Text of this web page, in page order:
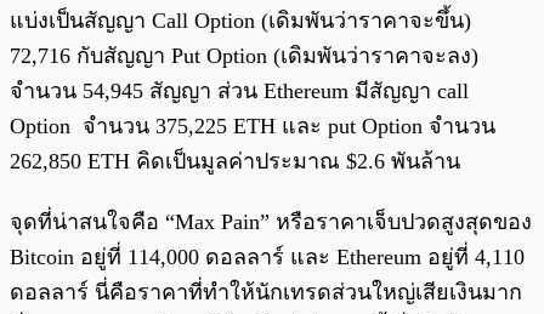
แบ่งเป็นสัญญา Call Option (เดิมพันว่าราคาจะขึ้น)
72,716 กับสัญญา Put Option (เดิมพันว่าราคาจะลง)
จำนวน 54,945 สัญญา ส่วน Ethereum มีสัญญา call
Option จำนวน 375,225 ETH และ put Option จำนวน
262,850 ETH คิดเป็นมูลค่าประมาณ $2.6 พันล้าน
จุดที่น่าสนใจคือ “Max Pain” หรือราคาเจ็บปวดสูงสุดของ
Bitcoin อยู่ที่ 114,000 ดอลลาร์ และ Ethereum อยู่ที่ 4,110
ดอลลาร์ นี่คือราคาที่ทำให้นักเทรดส่วนใหญ่เสียเงินมาก